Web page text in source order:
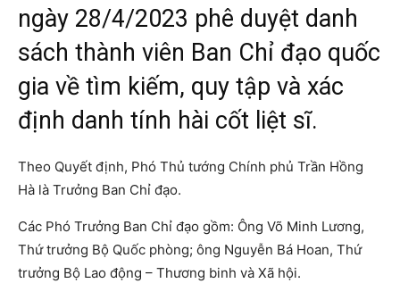
ngày 28/4/2023 phê duyệt danh
sách thành viên Ban Chỉ đạo quốc
gia về tìm kiếm, quy tập và xác
định danh tính hài cốt liệt sĩ.
Theo Quyết định, Phó Thủ tướng Chính phủ Trần Hồng
Hà là Trưởng Ban Chỉ đạo.
Các Phó Trưởng Ban Chỉ đạo gồm: Ông Võ Minh Lương,
Thứ trưởng Bộ Quốc phòng; ông Nguyễn Bá Hoan, Thứ
trưởng Bộ Lao động – Thương binh và Xã hội.